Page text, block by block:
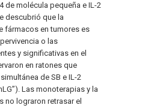
de molécula pequeña e IL-2
descubrió que la
fármacos en tumores es
o las
y significativas en el
en ratones que
de SB e IL-2
Las monoterapias y la
no lograron retrasar el